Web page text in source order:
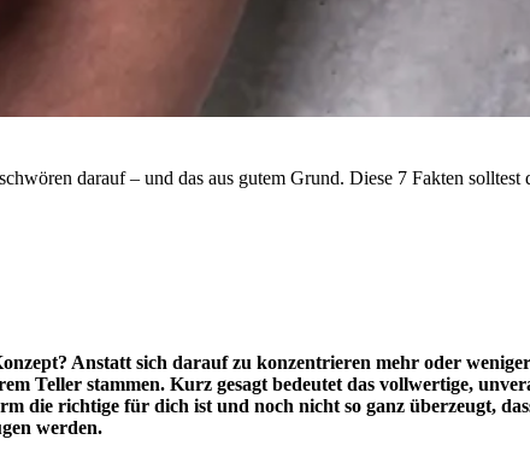
darauf – und das aus gutem Grund. Diese 7 Fakten solltest
Anstatt sich darauf zu konzentrieren mehr oder
Teller stammen. Kurz gesagt bedeutet das vollwertige,
die richtige für dich ist und noch nicht so ganz überzeugt,
werden.